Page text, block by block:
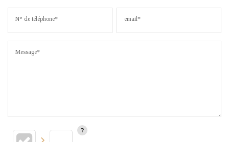
N° de téléphone* email*
Message*